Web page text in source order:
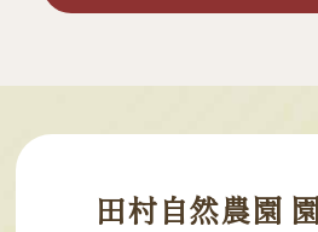
田村自然農園